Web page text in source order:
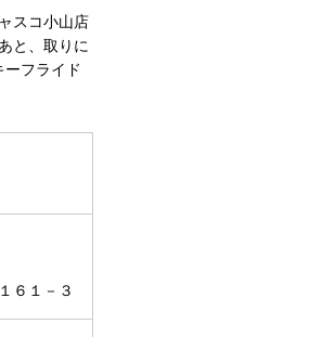
スコ小山店
と、取りに
フライド
６１－３